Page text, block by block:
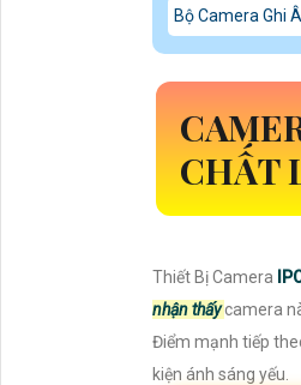
Bộ Camera Ghi
CHẤT
Thiết Bị Camera
nhận thấycamera
Điểm mạnh tiếp
kiện ánh sáng yếu.